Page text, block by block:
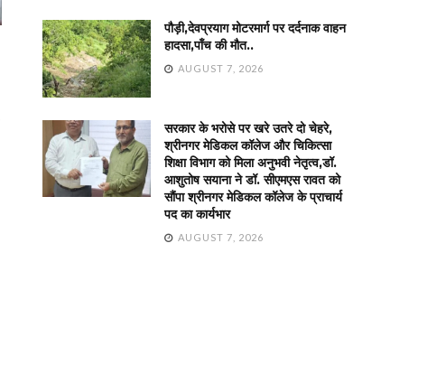
पौड़ी,देवप्रयाग मोटरमार्ग पर दर्दनाक वाहन
हादसा,पाँच की मौत..
AUGUST 7, 2026
सरकार के भरोसे पर खरे उतरे दो चेहरे,
श्रीनगर मेडिकल कॉलेज और चिकित्सा
शिक्षा विभाग को मिला अनुभवी नेतृत्व,डॉ.
आशुतोष सयाना ने डॉ. सीएमएस रावत को
सौंपा श्रीनगर मेडिकल कॉलेज के प्राचार्य
पद का कार्यभार
AUGUST 7, 2026